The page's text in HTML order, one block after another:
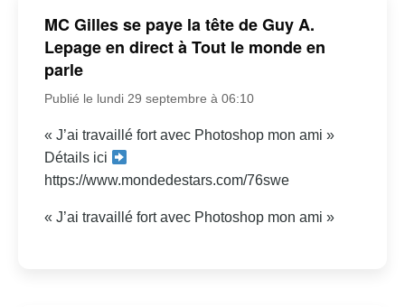
MC Gilles se paye la tête de Guy A.
Lepage en direct à Tout le monde en
parle
Publié le lundi 29 septembre à 06:10
« J’ai travaillé fort avec Photoshop mon ami »
Détails ici
https://www.mondedestars.com/76swe
« J’ai travaillé fort avec Photoshop mon ami »